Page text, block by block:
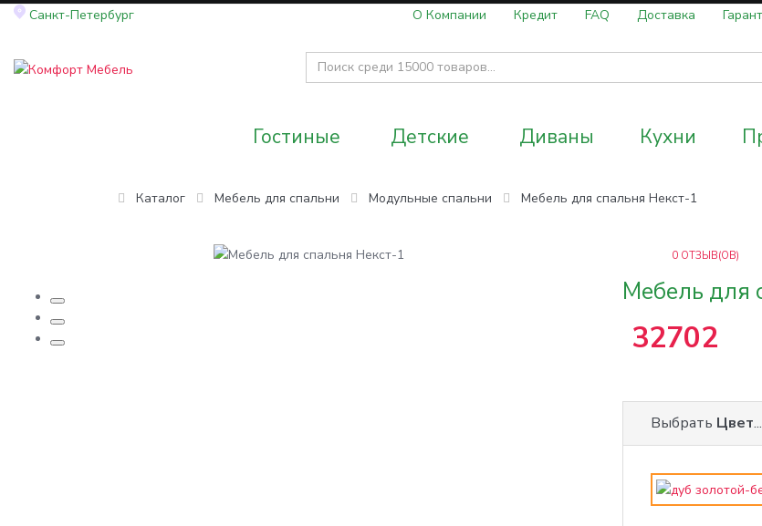
Санкт-Петербург О Компании Кредит FAQ Доставка
Гостиные Детские Диваны Кухни
Каталог Мебель для спальни Модульные спальни Мебель для спальня Некст-1
0 ОТЗЫВ(ОВ)
Мебель для
32702
Выбрать Цвет...